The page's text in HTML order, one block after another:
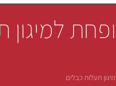
למיגון
תעלות כבלים